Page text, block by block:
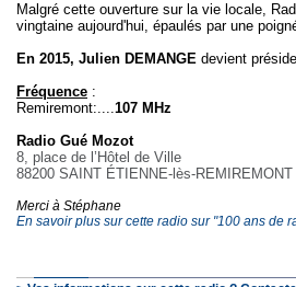
Malgré cette ouverture sur la vie locale,
vingtaine aujourd'hui, épaulés par une
En 2015, Julien DEMANGE devient
Fréquence :
Remiremont:....107 MHz
Radio Gué Mozot
8, place de l’Hôtel de Ville
88200 SAINT ÉTIENNE-lès-REMIREMONT
Merci à Stéphane
En savoir plus sur cette radio sur "100 ans de